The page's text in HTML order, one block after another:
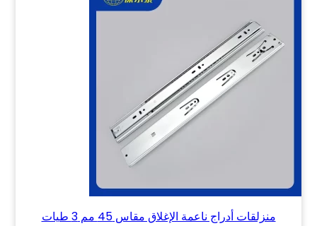
منزلقات أدراج ناعمة الإغلاق مقاس 45 مم 3 طيات